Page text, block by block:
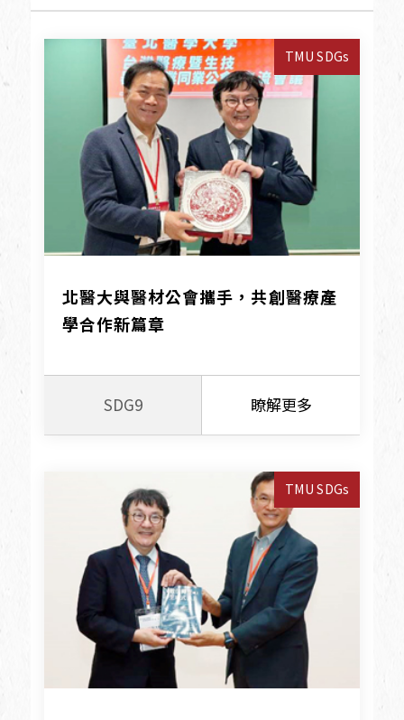
TMU SDGs
北醫大與醫材公會攜手，共創醫療產
學合作新篇章
SDG9 瞭解更多
TMU SDGs